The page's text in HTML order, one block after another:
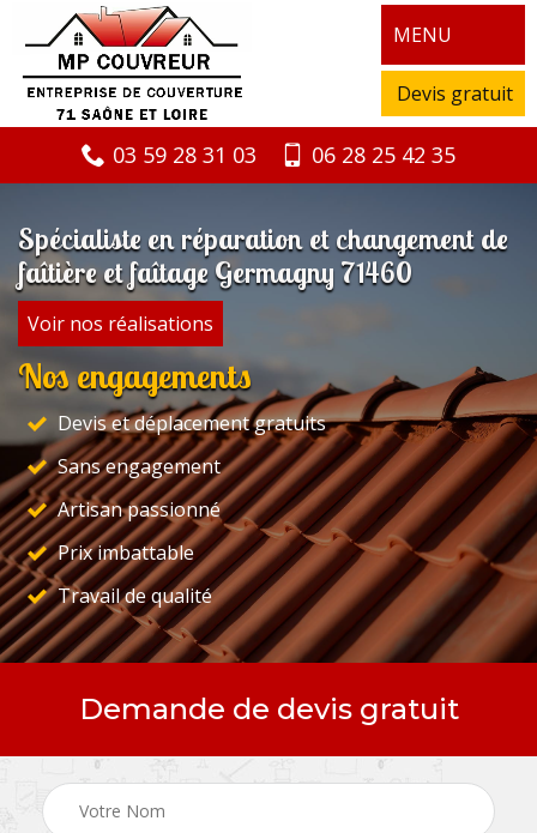
MENU
Devis gratuit
03 59 28 31 03 06 28 25 42 35
Spécialiste en réparation et changement de
faîtière et faîtage Germagny 71460
Voir nos réalisations
Nos engagements
Devis et déplacement gratuits
Sans engagement
Artisan passionné
Prix imbattable
Travail de qualité
Demande de devis gratuit